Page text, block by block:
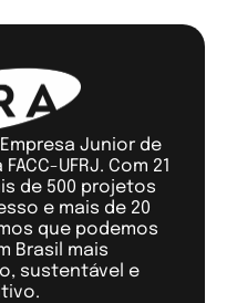
Junior de
UFRJ. Com 21
de 500 projetos
e mais de 20
que podemos
Brasil mais
sustentável e